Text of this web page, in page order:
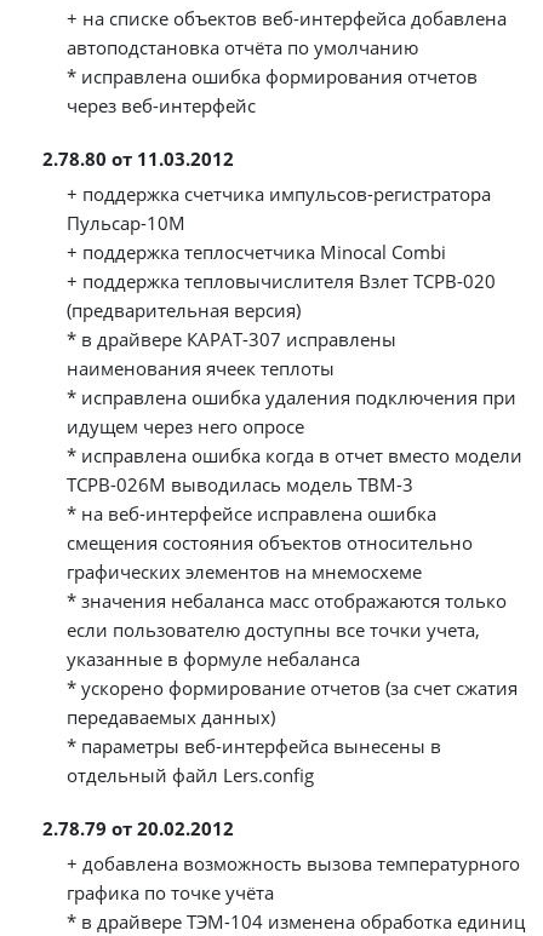
+ на списке объектов веб-интерфейса добавлена
автоподстановка отчёта по умолчанию
* исправлена ошибка формирования отчетов
через веб-интерфейс
2.78.80 от 11.03.2012
+ поддержка счетчика импульсов-регистратора
Пульсар-10М
+ поддержка теплосчетчика Minocal Combi
+ поддержка тепловычислителя Взлет ТСРВ-020
(предварительная версия)
* в драйвере КАРАТ-307 исправлены
наименования ячеек теплоты
* исправлена ошибка удаления подключения при
идущем через него опросе
* исправлена ошибка когда в отчет вместо модели
ТСРВ-026М выводилась модель ТВМ-3
* на веб-интерфейсе исправлена ошибка
смещения состояния объектов относительно
графических элементов на мнемосхеме
* значения небаланса масс отображаются только
если пользователю доступны все точки учета,
указанные в формуле небаланса
* ускорено формирование отчетов (за счет сжатия
передаваемых данных)
* параметры веб-интерфейса вынесены в
отдельный файл Lers.config
2.78.79 от 20.02.2012
+ добавлена возможность вызова температурного
графика по точке учёта
* в драйвере ТЭМ-104 изменена обработка единиц